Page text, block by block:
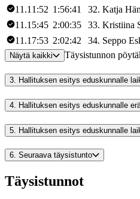
11.11:52 1:56:41 32. Katja
11.15:45 2:00:35 33. Kristiina
11.17:53 2:02:42 34. Seppo
Näytä kaikki Täysistunnon
3. Hallituksen esitys eduskunnalle
4. Hallituksen esitys eduskunnalle
5. Hallituksen esitys eduskunnalle
6. Seuraava täysistunto
Täysistunnot